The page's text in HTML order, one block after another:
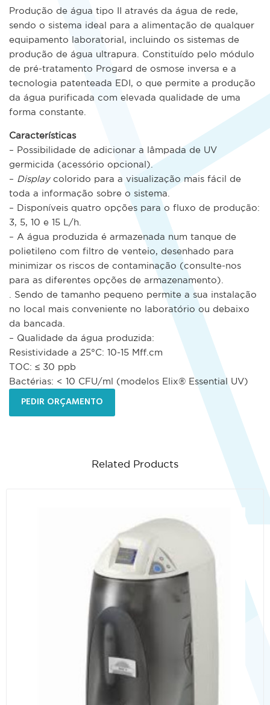
Produção de água tipo II através da água de rede,
sendo o sistema ideal para a alimentação de qualquer
equipamento laboratorial, incluindo os sistemas de
produção de água ultrapura. Constituído pelo módulo
de pré-tratamento Progard de osmose inversa e a
tecnologia patenteada EDI, o que permite a produção
da água purificada com elevada qualidade de uma
forma constante.
Características
– Possibilidade de adicionar a lâmpada de UV
germicida (acessório opcional).
– Display colorido para a visualização mais fácil de
toda a informação sobre o sistema.
– Disponíveis quatro opções para o fluxo de produção:
3, 5, 10 e 15 L/h.
– A água produzida é armazenada num tanque de
polietileno com filtro de venteio, desenhado para
minimizar os riscos de contaminação (consulte-nos
para as diferentes opções de armazenamento).
. Sendo de tamanho pequeno permite a sua instalação
no local mais conveniente no laboratório ou debaixo
da bancada.
– Qualidade da água produzida:
Resistividade a 25°C: 10-15 MΩ.cm
TOC: ≤ 30 ppb
Bactérias: < 10 CFU/ml (modelos Elix® Essential UV)
PEDIR ORÇAMENTO
Related Products